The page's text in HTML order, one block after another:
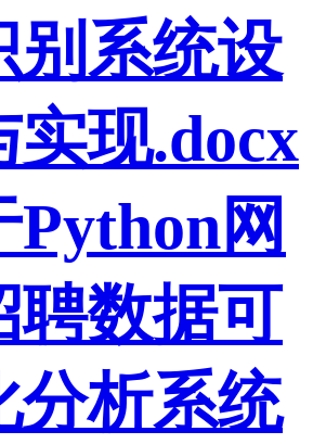
别系统设
实现.docx
Python网
聘数据可
分析系统